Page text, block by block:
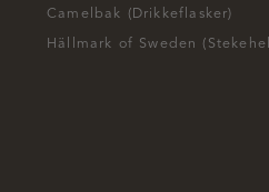
Camelbak (Drikkeflasker)
Hällmark of Sweden